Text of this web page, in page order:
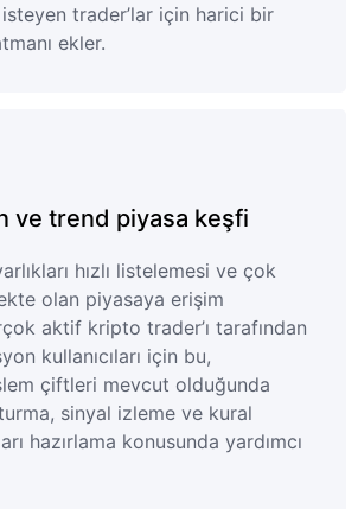
isteyen trader’lar için harici bir
ekler.
ve trend piyasa keşfi
hızlı listelemesi ve çok
olan piyasaya erişim
aktif kripto trader’ı tarafından
kullanıcıları için bu,
çiftleri mevcut olduğunda
sinyal izleme ve kural
hazırlama konusunda yardımcı